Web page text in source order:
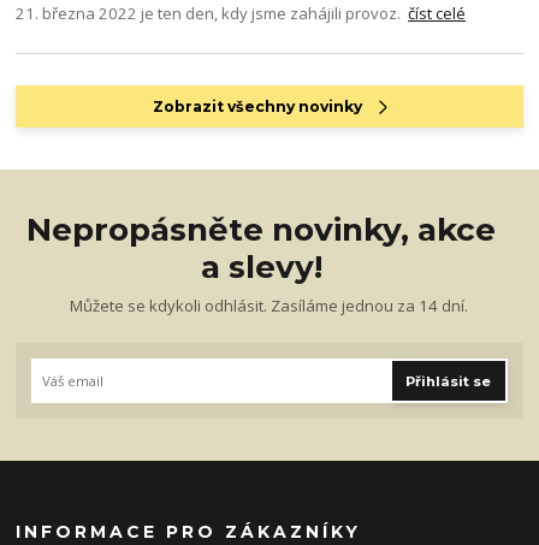
21. března 2022 je ten den, kdy jsme zahájili provoz.číst celé
Zobrazit všechny novinky
Nepropásněte novinky, akce
a slevy!
Můžete se kdykoli odhlásit. Zasíláme jednou za 14 dní.
Přihlásit se
INFORMACE PRO ZÁKAZNÍKY